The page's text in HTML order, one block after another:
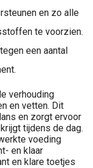
en zo alle
te voorzien.
een aantal
verhouding
en vetten. Dit
en zorgt ervoor
tijdens de dag.
voeding
en klaar
en klare toetjes